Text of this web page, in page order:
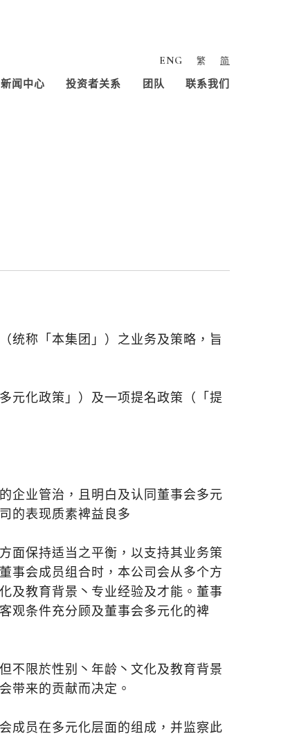
ENG 繁 简
新闻中心 投资者关系 团队 联系我们
统称「本集团」）之业务及策略，旨
元化政策」）及一项提名政策（「提
企业管治，且明白及认同董事会多元
的表现质素裨益良多
面保持适当之平衡，以支持其业务策
事会成员组合时，本公司会从多个方
及教育背景丶专业经验及才能。董事
观条件充分顾及董事会多元化的裨
不限於性别丶年龄丶文化及教育背景
带来的贡献而决定。
成员在多元化层面的组成，并监察此